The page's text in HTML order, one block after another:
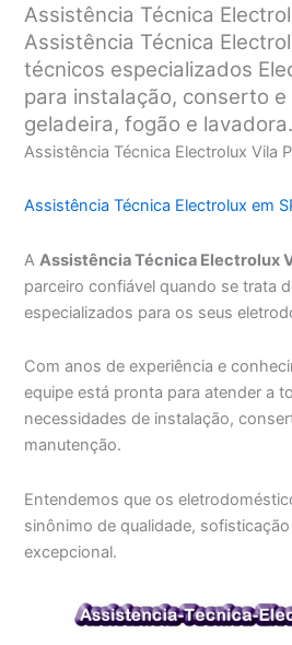
Assistência Técnica
Assistência Técnica
técnicos especializados
para instalação, conserto
geladeira, fogão e lavadora.
Assistência Técnica Electrolux Vila
Assistência Técnica Electrolux em
AAssistência Técnica Electrolux
parceiro confiável quando se trata
especializados para os seus
Com anos de experiência e
equipe está pronta para atender a
necessidades de instalação,
manutenção.
Entendemos que os
sinônimo de qualidade,
excepcional.